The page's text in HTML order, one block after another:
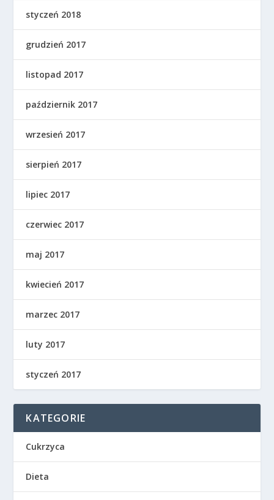
styczeń 2018
grudzień 2017
listopad 2017
październik 2017
wrzesień 2017
sierpień 2017
lipiec 2017
czerwiec 2017
maj 2017
kwiecień 2017
marzec 2017
luty 2017
styczeń 2017
KATEGORIE
Cukrzyca
Dieta